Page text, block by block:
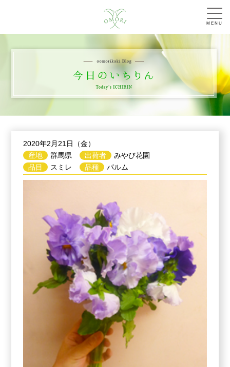
MENU
2020年2月21日（金）
産地
群馬県
品目
スミレ
出荷者
みやび花園
品種
パルム